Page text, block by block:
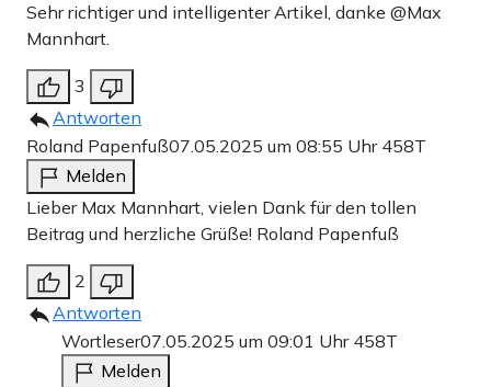
Sehr richtiger und intelligenter Artikel, danke @Max
Mannhart.
3
Antworten
Roland Papenfuß07.05.2025 um 08:55 Uhr 458T
Melden
Lieber Max Mannhart, vielen Dank für den tollen
Beitrag und herzliche Grüße! Roland Papenfuß
2
Antworten
Wortleser07.05.2025 um 09:01 Uhr 458T
Melden